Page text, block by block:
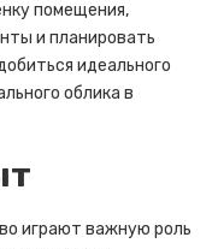
помещения,
и планировать
идеального
облика в
играют важную роль